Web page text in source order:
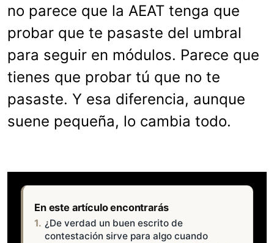
no parece que la AEAT tenga que
probar que te pasaste del umbral
para seguir en módulos. Parece que
tienes que probar tú que no te
pasaste. Y esa diferencia, aunque
suene pequeña, lo cambia todo.
En este artículo encontrarás
¿De verdad un buen escrito de
contestación sirve para algo cuando